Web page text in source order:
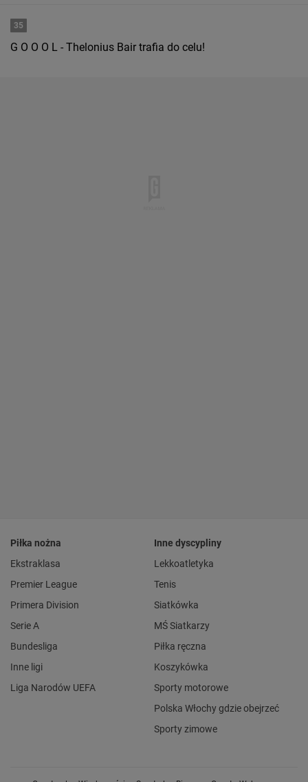
35
G O O O L - Thelonius Bair trafia do celu!
Piłka nożna
Ekstraklasa
Premier League
Primera Division
Serie A
Bundesliga
Inne ligi
Liga Narodów UEFA
Inne dyscypliny
Lekkoatletyka
Tenis
Siatkówka
MŚ Siatkarzy
Piłka ręczna
Koszykówka
Sporty motorowe
Polska Włochy gdzie obejrzeć
Sporty zimowe